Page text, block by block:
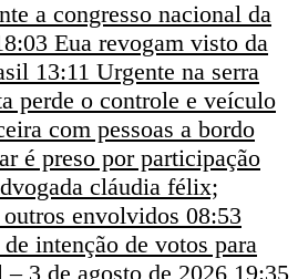
a congresso nacional da
Eua revogam visto da
13:11 Urgente na serra
perde o controle e veículo
com pessoas a bordo
é preso por participação
cláudia félix;
envolvidos 08:53
intenção de votos para
3 de agosto de 2026 19:35